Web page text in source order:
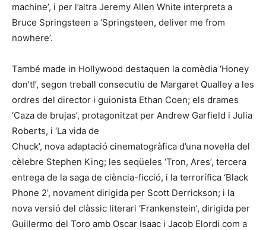
machine’, i per l’altra Jeremy Allen White interpreta a
Bruce Springsteen a ‘Springsteen, deliver me from
nowhere’.
També made in Hollywood destaquen la comèdia ‘Honey
don’t!’, segon treball consecutiu de Margaret Qualley a les
ordres del director i guionista Ethan Coen; els drames
‘Caza de brujas’, protagonitzat per Andrew Garfield i Julia
Roberts, i ‘La vida de
Chuck’, nova adaptació cinematogràfica d’una novel·la del
cèlebre Stephen King; les seqüeles ‘Tron, Ares’, tercera
entrega de la saga de ciència-ficció, i la terrorífica ‘Black
Phone 2’, novament dirigida per Scott Derrickson; i la
nova versió del clàssic literari ‘Frankenstein’, dirigida per
Guillermo del Toro amb Oscar Isaac i Jacob Elordi com a